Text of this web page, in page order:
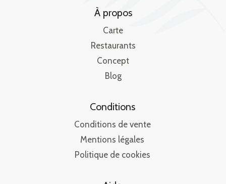
À propos
Carte
Restaurants
Concept
Blog
Conditions
Conditions de vente
Mentions légales
Politique de cookies